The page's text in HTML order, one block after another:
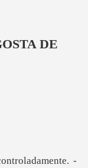
DE
ontroladamente. -